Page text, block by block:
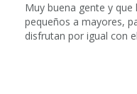
Muy buena gente y que
pequeños a mayores,
disfrutan por igual con